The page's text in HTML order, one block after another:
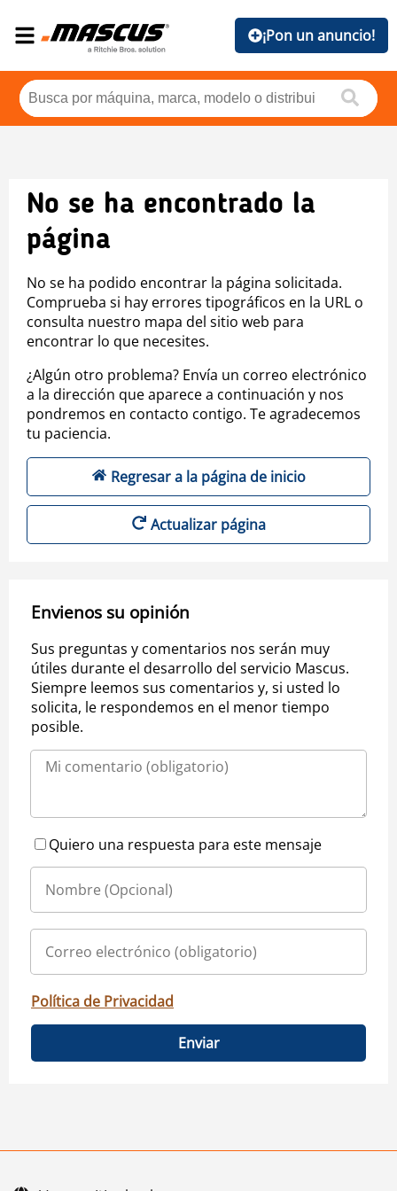
¡Pon un anuncio!
No se ha encontrado la
página
No se ha podido encontrar la página solicitada.
Comprueba si hay errores tipográficos en la URL o
consulta nuestro mapa del sitio web para
encontrar lo que necesites.
¿Algún otro problema? Envía un correo electrónico
a la dirección que aparece a continuación y nos
pondremos en contacto contigo. Te agradecemos
tu paciencia.
Regresar a la página de inicio
Actualizar página
Envienos su opinión
Sus preguntas y comentarios nos serán muy
útiles durante el desarrollo del servicio Mascus.
Siempre leemos sus comentarios y, si usted lo
solicita, le respondemos en el menor tiempo
posible.
Quiero una respuesta para este mensaje
Política de Privacidad
Enviar